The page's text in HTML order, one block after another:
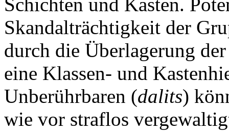
Schichten und Kasten.
Skandalträchtigkeit der
durch die Überlagerung
eine Klassen- und
Unberührbaren (dalits)
wie vor straflos